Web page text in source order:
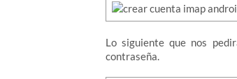
Lo siguiente que nos
contraseña.